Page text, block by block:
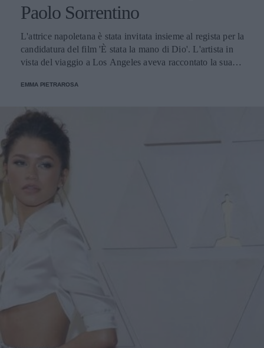
Paolo Sorrentino
L'attrice napoletana è stata invitata insieme al regista per la
candidatura del film 'È stata la mano di Dio'. L'artista in
vista del viaggio a Los Angeles aveva raccontato la sua
EMMA PIETRAROSA